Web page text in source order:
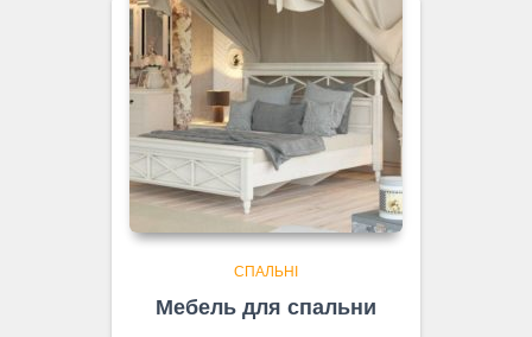
СПАЛЬНІ
Мебель для спальни